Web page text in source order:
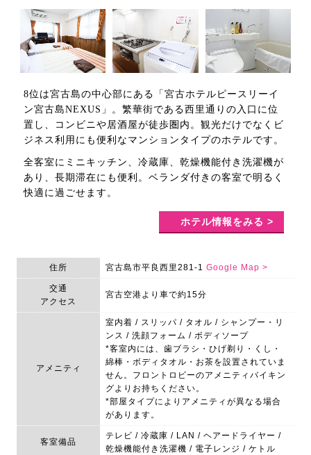
8位は宮古島の中心部にある「宮古ホテルピースリーイ
ン宮古島NEXUS」。繁華街である西里通りの入口に位
置し、コンビニや居酒屋が徒歩圏内。観光だけでなくビ
ジネス利用にも便利なマンションタイプのホテルです。
全客室にミニキッチン、冷蔵庫、乾燥機能付き洗濯機が
あり、長期滞在にも便利。ベランダ付きの客室で明るく
快適に過ごせます。
ホテル情報をみる >
住所 宮古島市平良西里281-1 Google Map >
交通
アクセス
宮古空港より車で約15分
アメニティ
室内着 / スリッパ / タオル / シャンプー・リ
ンス / 洗顔フォーム / ボディソープ
*客室内には、歯ブラシ・ひげ剃り・くし・
綿棒・ボディタオル・お茶を設置されていま
せん。フロントロビーのアメニティバイキン
グよりお持ちください。
*部屋タイプによりアメニティが異なる場合
があります。
客室備品
テレビ / 冷蔵庫 / LAN / ヘアードライヤー /
乾燥機能付き洗濯機 / 電子レンジ / ケトル